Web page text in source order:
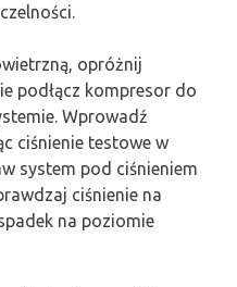
opróżnij
podłącz kompresor do
Wprowadź
ciśnienie testowe w
system pod ciśnieniem
ciśnienie na
na poziomie